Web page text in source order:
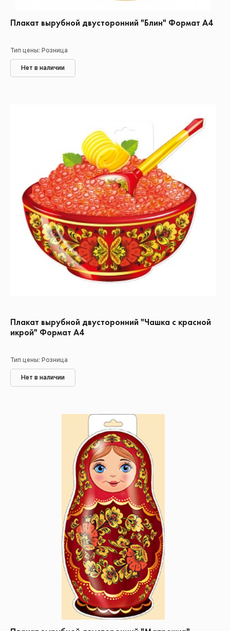
Плакат вырубной двусторонний "Блин" Формат А4
Тип цены: Розница
Нет в наличии
Плакат вырубной двусторонний "Чашка с красной
икрой" Формат А4
Тип цены: Розница
Нет в наличии